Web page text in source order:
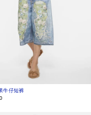
牛仔短裤
： 蓝色/绿色
。